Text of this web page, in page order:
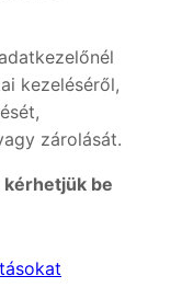
kezeléséről,
zárolását.
kérhetjük be